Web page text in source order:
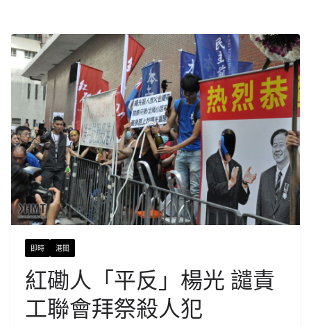
即時 港聞
紅磡人「平反」楊光 譴責
工聯會拜祭殺人犯